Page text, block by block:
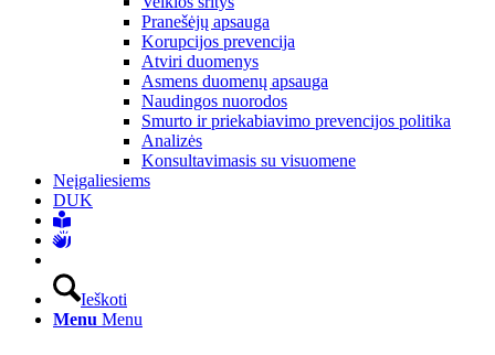
Pranešėjų apsauga
Korupcijos prevencija
Atviri duomenys
Asmens duomenų apsauga
Naudingos nuorodos
Smurto ir priekabiavimo prevencijos politika
Analizės
Konsultavimasis su visuomene
Neįgaliesiems
DUK
Ieškoti
Menu Menu